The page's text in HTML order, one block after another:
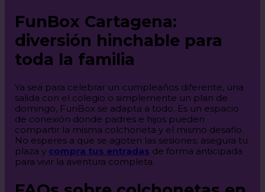
FunBox Cartagena:
diversión hinchable para
toda la familia
Ya sea para celebrar un cumpleaños diferente, una
salida con el colegio o simplemente un plan de
domingo, FunBox se adapta a todo. Es un espacio
de conexión donde padres e hijos pueden
compartir la misma colchoneta y el mismo desafío.
No esperes a que se agoten las sesiones; asegura tu
plaza y compra tus entradas de forma anticipada
para vivir la aventura completa.